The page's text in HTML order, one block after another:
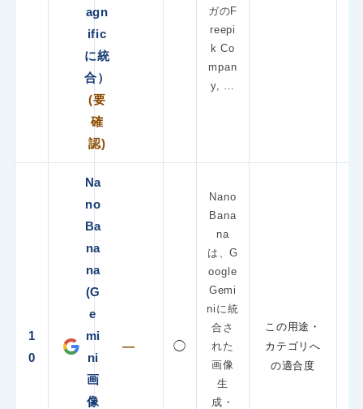
agn
ific
に統
合）
(要
確
認)
ガのF
reepi
k Co
mpan
y, …
1
0
Na
no
Ba
na
na
(G
e
mi
ni
画
像
— ◯
Nano
Bana
na
は、G
oogle
Gemi
niに統
合さ
れた
画像
生
成・
この用途・
カテゴリへ
の適合度